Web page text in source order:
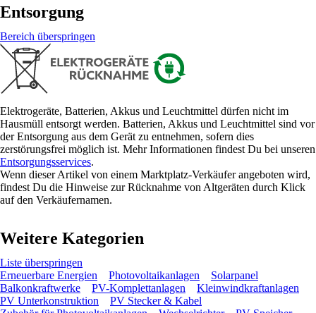
Entsorgung
Bereich überspringen
Elektrogeräte, Batterien, Akkus und Leuchtmittel dürfen nicht im
Hausmüll entsorgt werden. Batterien, Akkus und Leuchtmittel sind vor
der Entsorgung aus dem Gerät zu entnehmen, sofern dies
zerstörungsfrei möglich ist. Mehr Informationen findest Du bei unseren
Entsorgungsservices.
Wenn dieser Artikel von einem Marktplatz-Verkäufer angeboten wird,
findest Du die Hinweise zur Rücknahme von Altgeräten durch Klick
auf den Verkäufernamen.
Weitere Kategorien
Liste überspringen
Erneuerbare Energien
Photovoltaikanlagen
Solarpanel
Balkonkraftwerke
PV-Komplettanlagen
Kleinwindkraftanlagen
PV Unterkonstruktion
PV Stecker & Kabel